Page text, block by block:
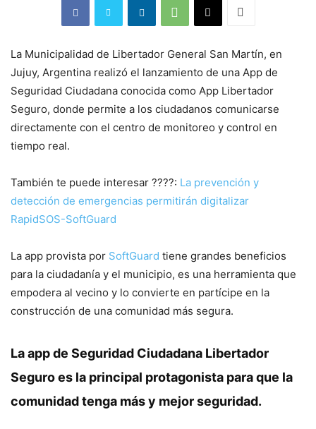
La Municipalidad de Libertador General San Martín, en
Jujuy, Argentina realizó el lanzamiento de una App de
Seguridad Ciudadana conocida como App Libertador
Seguro, donde permite a los ciudadanos comunicarse
directamente con el centro de monitoreo y control en
tiempo real.
También te puede interesar ????: La prevención y
detección de emergencias permitirán digitalizar
RapidSOS-SoftGuard
La app provista por SoftGuard tiene grandes beneficios
para la ciudadanía y el municipio, es una herramienta que
empodera al vecino y lo convierte en partícipe en la
construcción de una comunidad más segura.
La app de Seguridad Ciudadana Libertador
Seguro es la principal protagonista para que la
comunidad tenga más y mejor seguridad.